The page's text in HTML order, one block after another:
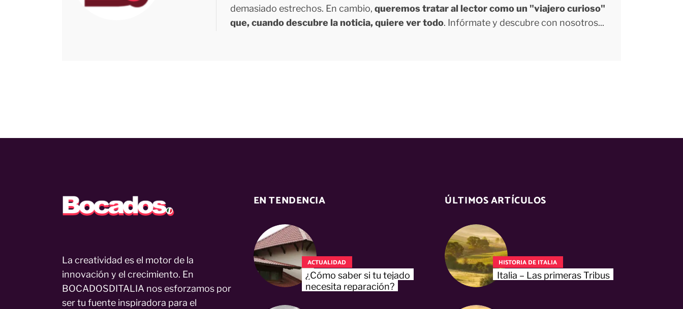
demasiado estrechos. En cambio, queremos tratar al lector como un "viajero curioso"
que, cuando descubre la noticia, quiere ver todo. Infórmate y descubre con nosotros...
La creatividad es el motor de la
innovación y el crecimiento. En
BOCADOSDITALIA nos esforzamos por
ser tu fuente inspiradora para el
EN TENDENCIA
ACTUALIDAD
¿Cómo saber si tu tejado
necesita reparación?
ÚLTIMOS ARTÍCULOS
HISTORIA DE ITALIA
Italia – Las primeras Tribus